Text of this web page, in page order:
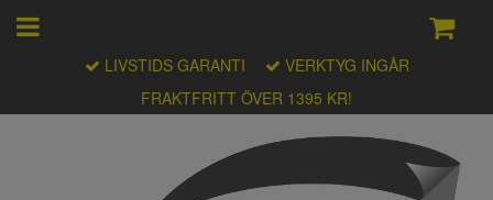
FRAKTFRITT ÖVER 1395 KR!
LIVSTIDS GARANTI VERKTYG INGÅR